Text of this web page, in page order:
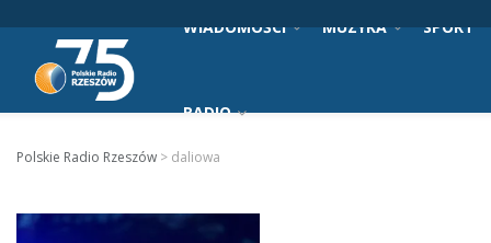
WIADOMOŚCI MUZYKA SPORT
RADIO
Polskie Radio Rzeszów > daliowa